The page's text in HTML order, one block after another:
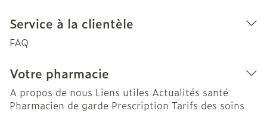
Service à la clientèle
FAQ
Votre pharmacie
A propos de nous Liens utiles Actualités santé
Pharmacien de garde Prescription Tarifs des soins